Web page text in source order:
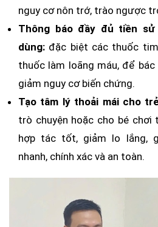
nguy cơ nôn trớ, trào ngược
Thông báo đầy đủ tiền
dùng: đặc biệt các thuốc
thuốc làm loãng máu, để
giảm nguy cơ biến chứng.
Tạo tâm lý thoải mái cho
trò chuyện hoặc cho bé
hợp tác tốt, giảm lo lắng,
nhanh, chính xác và an toàn.